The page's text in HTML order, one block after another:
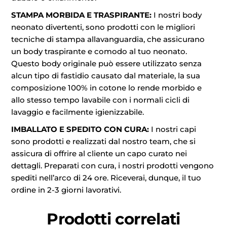
STAMPA MORBIDA E TRASPIRANTE: I nostri body
neonato divertenti, sono prodotti con le migliori
tecniche di stampa allavanguardia, che assicurano
un body traspirante e comodo al tuo neonato.
Questo body originale può essere utilizzato senza
alcun tipo di fastidio causato dal materiale, la sua
composizione 100% in cotone lo rende morbido e
allo stesso tempo lavabile con i normali cicli di
lavaggio e facilmente igienizzabile.
IMBALLATO E SPEDITO CON CURA: I nostri capi
sono prodotti e realizzati dal nostro team, che si
assicura di offrire al cliente un capo curato nei
dettagli. Preparati con cura, i nostri prodotti vengono
spediti nell’arco di 24 ore. Riceverai, dunque, il tuo
ordine in 2-3 giorni lavorativi.
Prodotti correlati